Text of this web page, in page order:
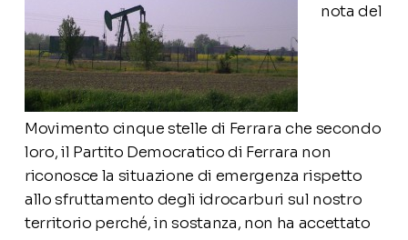
nota del
Movimento cinque stelle di Ferrara che secondo
loro, il Partito Democratico di Ferrara non
riconosce la situazione di emergenza rispetto
allo sfruttamento degli idrocarburi sul nostro
territorio perché, in sostanza, non ha accettato